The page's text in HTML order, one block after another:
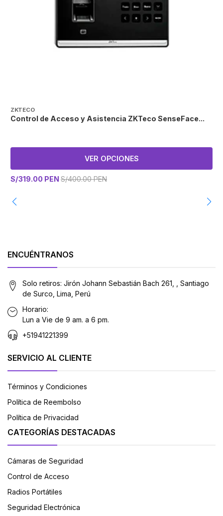
ZKTECO
Control de Acceso y Asistencia ZKTeco SenseFace...
VER OPCIONES
S/319.00 PEN S/400.00 PEN
ENCUÉNTRANOS
Solo retiros: Jirón Johann Sebastián Bach 261, , Santiago
de Surco, Lima, Perú
Horario:
Lun a Vie de 9 am. a 6 pm.
+51941221399
SERVICIO AL CLIENTE
Términos y Condiciones
Política de Reembolso
Política de Privacidad
CATEGORÍAS DESTACADAS
Cámaras de Seguridad
Control de Acceso
Radios Portátiles
Seguridad Electrónica